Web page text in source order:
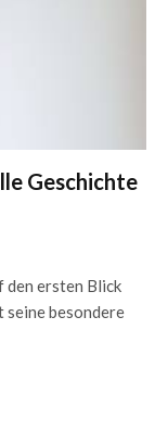
Geschichte
den ersten Blick
seine besondere